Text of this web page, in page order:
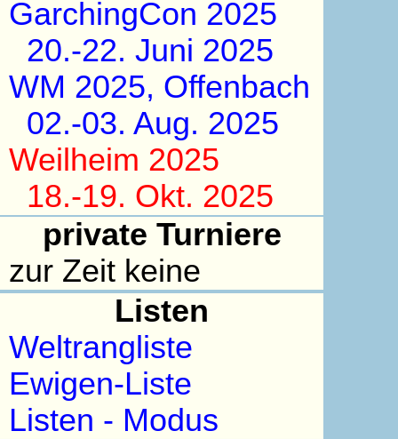
GarchingCon 2025
20.-22. Juni 2025
WM 2025, Offenbach
02.-03. Aug. 2025
Weilheim 2025
18.-19. Okt. 2025
private Turniere
zur Zeit keine
Listen
Weltrangliste
Ewigen-Liste
Listen - Modus